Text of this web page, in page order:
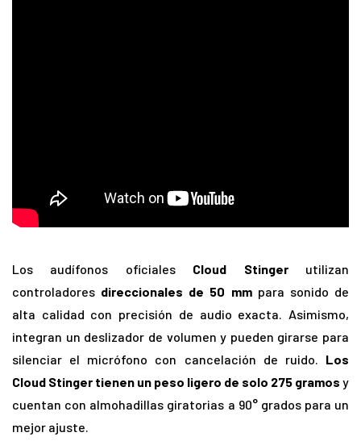
Los audífonos oficiales Cloud Stingerutilizan
controladores direccionales de 50 mmpara sonido de
alta calidad con precisión de audio exacta. Asimismo,
integran un deslizador de volumen y pueden girarse para
silenciar el micrófono con cancelación de ruido. Los
Cloud Stinger tienen un peso ligero de solo 275 gramos y
cuentan con almohadillas giratorias a 90° grados para un
mejor ajuste.